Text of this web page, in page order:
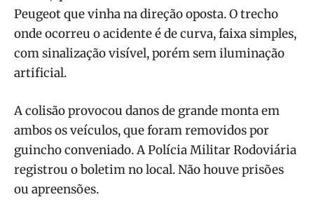
Peugeot que vinha na direção oposta. O trecho
onde ocorreu o acidente é de curva, faixa simples,
com sinalização visível, porém sem iluminação
artificial.
A colisão provocou danos de grande monta em
ambos os veículos, que foram removidos por
guincho conveniado. A Polícia Militar Rodoviária
registrou o boletim no local. Não houve prisões
ou apreensões.